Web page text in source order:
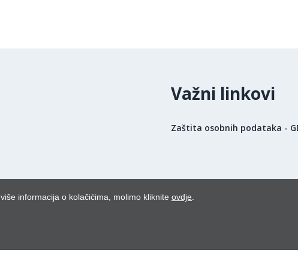
Važni linkovi
Zaštita osobnih podataka -
informacija o kolačićima, molimo kliknite ovdje